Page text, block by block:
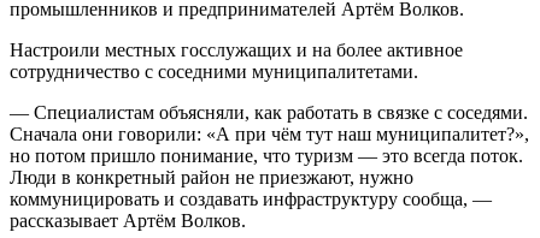
промышленников и предпринимателей Артём Волков.
Настроили местных госслужащих и на более активное
сотрудничество с соседними муниципалитетами.
— Специалистам объясняли, как работать в связке с соседями.
Сначала они говорили: «А при чём тут наш муниципалитет?»,
но потом пришло понимание, что туризм — это всегда поток.
Люди в конкретный район не приезжают, нужно
коммуницировать и создавать инфраструктуру сообща, —
рассказывает Артём Волков.